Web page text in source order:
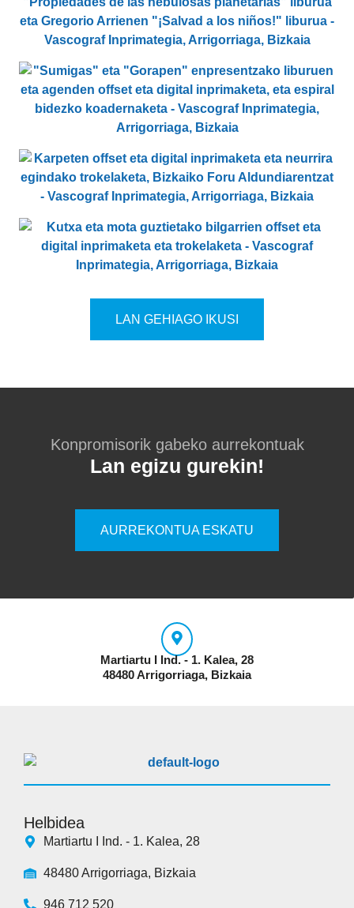
LAN GEHIAGO IKUSI
Konpromisorik gabeko aurrekontuak
Lan egizu gurekin!
AURREKONTUA ESKATU
Martiartu I Ind. - 1. Kalea, 28
48480 Arrigorriaga, Bizkaia
Helbidea
Martiartu I Ind. - 1. Kalea, 28
48480 Arrigorriaga, Bizkaia
946 712 520